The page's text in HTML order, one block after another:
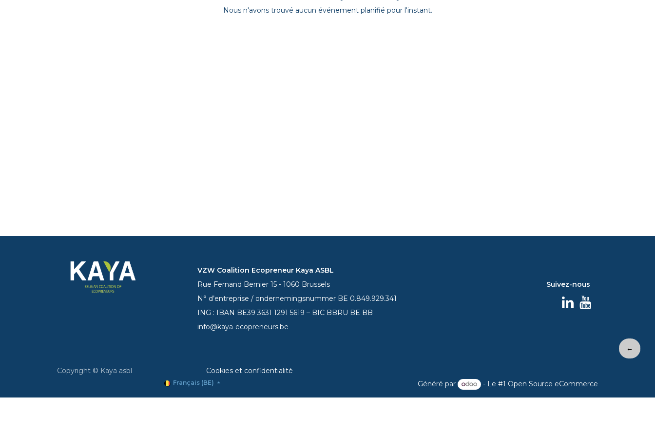
Nous n'avons trouvé aucun événement planifié pour l'instant.
Suivez-nous
←
VZW Coalition Ecopreneur Kaya ASBL
Rue Fernand Bernier 15 - 1060 Brussels
N° d’entreprise / ondernemingsnummer BE 0.849.929.341
ING : IBAN BE393631 1291 5619 – BIC BBRU BE BB
info@kaya-ecopreneurs.be
Copyright © Kaya asbl Cookies et confidentialité
Français (BE) Généré par - Le #1 Open Source eCommerce